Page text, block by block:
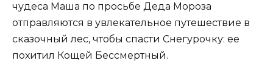
чудеса Маша по просьбе Деда Мороза
отправляются в увлекательное путешествие в
сказочный лес, чтобы спасти Снегурочку: ее
похитил Кощей Бессмертный.